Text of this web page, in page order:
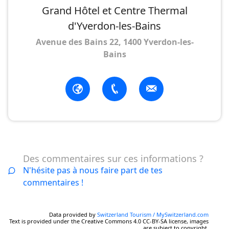
Grand Hôtel et Centre Thermal
d'Yverdon-les-Bains
Avenue des Bains 22, 1400 Yverdon-les-
Bains
Des commentaires sur ces informations ?
N'hésite pas à nous faire part de tes
commentaires !
Data provided by Switzerland Tourism / MySwitzerland.com
Text is provided under the Creative Commons 4.0 CC-BY-SA license, images
are subject to copyright.